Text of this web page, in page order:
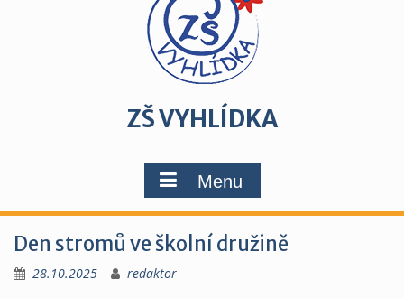
ZŠ VYHLÍDKA
Menu
Den stromů ve školní družině
28.10.2025 redaktor